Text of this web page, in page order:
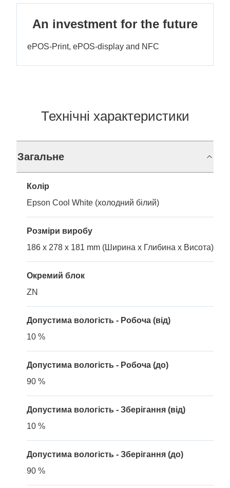
An investment for the future
ePOS-Print, ePOS-display and NFC
Технічні характеристики
Загальне
Колір
Epson Cool White (холодний білий)
Розміри виробу
186 x 278 x 181 mm (Ширина x Глибина x Висота)
Окремий блок
ZN
Допустима вологість - Робоча (від)
10 %
Допустима вологість - Робоча (до)
90 %
Допустима вологість - Зберігання (від)
10 %
Допустима вологість - Зберігання (до)
90 %